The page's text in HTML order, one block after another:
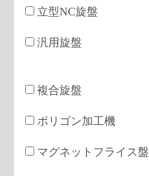
立型NC旋盤
汎用旋盤
複合旋盤
ポリゴン加工機
マグネットフライス盤